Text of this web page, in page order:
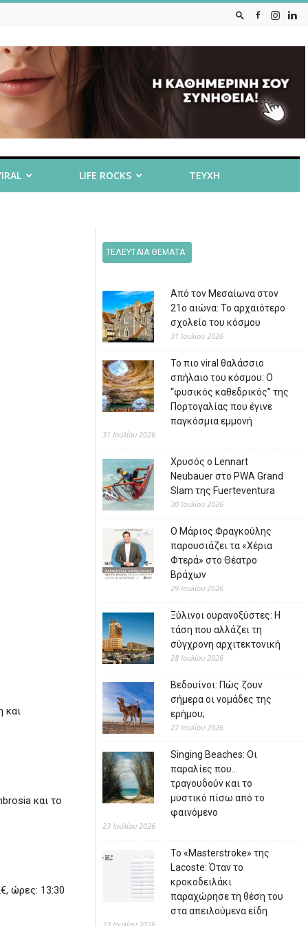
LIFE ROCKS ΤΕΥΧΗ
και
και το
ώρες: 13:30
ΤΕΛΕΥΤΑΙΑ ΘΕΜΑΤΑ
Από τον Μεσαίωνα στον
21ο αιώνα: Το αρχαιότερο
σχολείο του κόσμου
31 Ιουλίου 2026
Το πιο viral θαλάσσιο
σπήλαιο του κόσμου: Ο
“φυσικός καθεδρικός” της
Πορτογαλίας που έγινε
παγκόσμια εμμονή
31 Ιουλίου 2026
Χρυσός ο Lennart
Neubauer στο PWA Grand
Slam της Fuerteventura
30 Ιουλίου 2026
Ο Μάριος Φραγκούλης
παρουσιάζει τα «Χέρια
Φτερά» στο Θέατρο
Βράχων
29 Ιουλίου 2026
Ξύλινοι ουρανοξύστες: Η
τάση που αλλάζει τη
σύγχρονη αρχιτεκτονική
28 Ιουλίου 2026
Βεδουίνοι: Πώς ζουν
σήμερα οι νομάδες της
ερήμου;
27 Ιουλίου 2026
Singing Beaches: Οι
παραλίες που…
τραγουδούν και το
μυστικό πίσω από το
φαινόμενο
23 Ιουλίου 2026
Το «Masterstroke» της
Lacoste: Όταν το
κροκοδειλάκι
παραχώρησε τη θέση του
στα απειλούμενα είδη